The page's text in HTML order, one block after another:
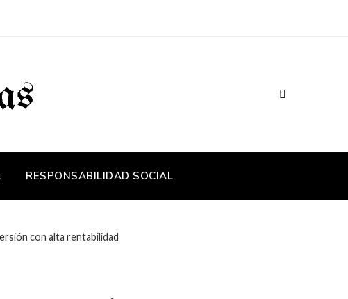
RESPONSABILIDAD SOCIAL
con alta rentabilidad